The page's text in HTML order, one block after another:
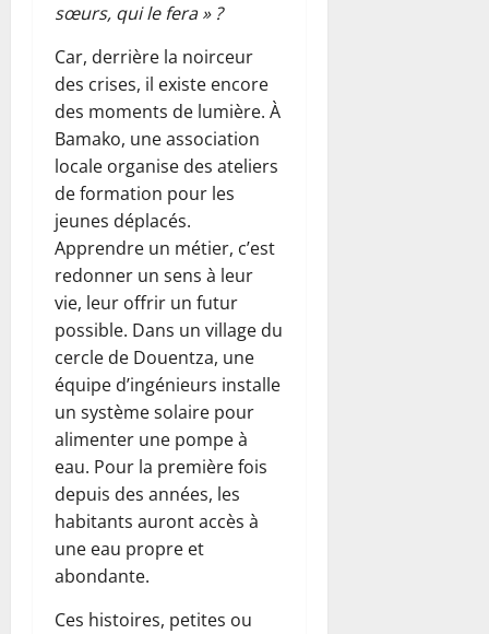
sœurs, qui le fera » ?
Car, derrière la noirceur
des crises, il existe encore
des moments de lumière. À
Bamako, une association
locale organise des ateliers
de formation pour les
jeunes déplacés.
Apprendre un métier, c’est
redonner un sens à leur
vie, leur offrir un futur
possible. Dans un village du
cercle de Douentza, une
équipe d’ingénieurs installe
un système solaire pour
alimenter une pompe à
eau. Pour la première fois
depuis des années, les
habitants auront accès à
une eau propre et
abondante.
Ces histoires, petites ou